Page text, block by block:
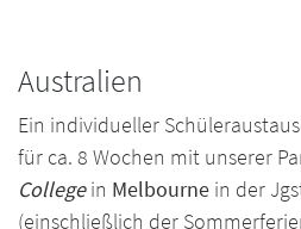
Australien
Ein individueller
für ca. 8 Wochen mit unserer
Collegein Melbourne in der
(einschließlich der